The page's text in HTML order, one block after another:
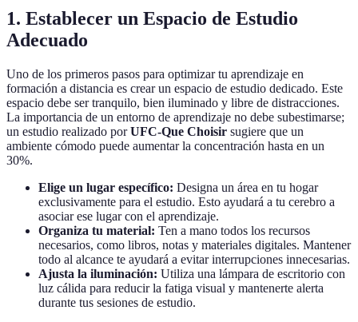
1. Establecer un Espacio de Estudio
Adecuado
Uno de los primeros pasos para optimizar tu aprendizaje en
formación a distancia es crear un espacio de estudio dedicado. Este
espacio debe ser tranquilo, bien iluminado y libre de distracciones.
La importancia de un entorno de aprendizaje no debe subestimarse;
un estudio realizado porUFC-Que Choisir sugiere que un
ambiente cómodo puede aumentar la concentración hasta en un
30%.
Elige un lugar específico: Designa un área en tu hogar
exclusivamente para el estudio. Esto ayudará a tu cerebro a
asociar ese lugar con el aprendizaje.
Organiza tu material: Ten a mano todos los recursos
necesarios, como libros, notas y materiales digitales. Mantener
todo al alcance te ayudará a evitar interrupciones innecesarias.
Ajusta la iluminación: Utiliza una lámpara de escritorio con
luz cálida para reducir la fatiga visual y mantenerte alerta
durante tus sesiones de estudio.